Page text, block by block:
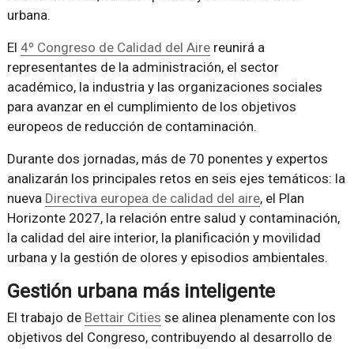
urbana.
El 4º Congreso de Calidad del Airereunirá a
representantes de la administración, el sector
académico, la industria y las organizaciones sociales
para avanzar en el cumplimiento de los objetivos
europeos de reducción de contaminación.
Durante dos jornadas, más de 70 ponentes y expertos
analizarán los principales retos en seis ejes temáticos: la
nueva Directiva europea de calidad del aire, el Plan
Horizonte 2027, la relación entre salud y contaminación,
la calidad del aire interior, la planificación y movilidad
urbana y la gestión de olores y episodios ambientales.
Gestión urbana más inteligente
El trabajo de Bettair Cities se alinea plenamente con los
objetivos del Congreso, contribuyendo al desarrollo de